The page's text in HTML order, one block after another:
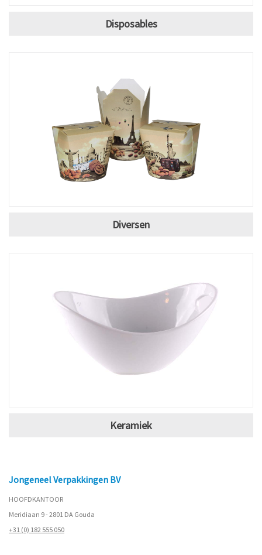
Disposables
Diversen
Keramiek
Jongeneel Verpakkingen BV
HOOFDKANTOOR
Meridiaan 9 - 2801 DA Gouda
+31 (0) 182 555 050